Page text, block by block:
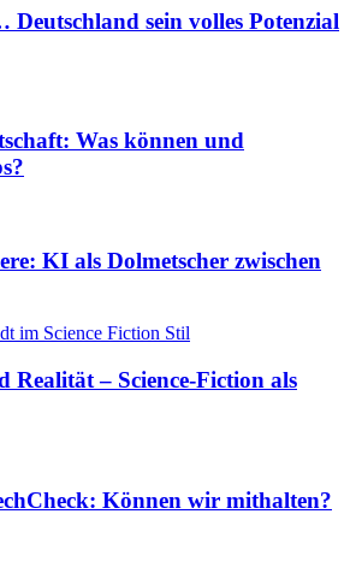
Deutschland sein volles Potenzial
Was können und
KI als Dolmetscher zwischen
Realität – Science-Fiction als
Können wir mithalten?